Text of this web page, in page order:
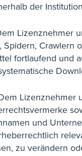
der
Lizenznehmer
Spidern, Crawlern
fortlaufend und
Lizenznehmer
und
zu verändern